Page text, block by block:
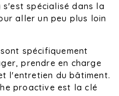
spécialisé dans la
aller un peu plus loin
spécifiquement
prendre en charge
l'entretien du bâtiment.
proactive est la clé